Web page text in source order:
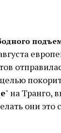
" на Транго,
они это